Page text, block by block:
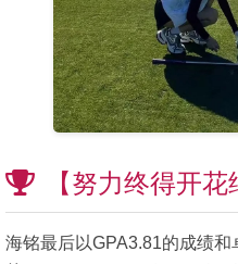
【努力终得开花
海铭最后以GPA3.81的成绩